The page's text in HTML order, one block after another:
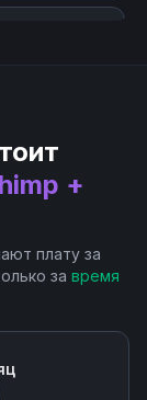
+
плату за
за время